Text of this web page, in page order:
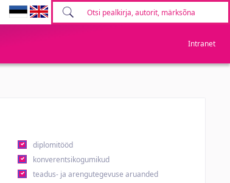
Intranet
diplomitööd
konverentsikogumikud
teadus- ja arengutegevuse aruanded